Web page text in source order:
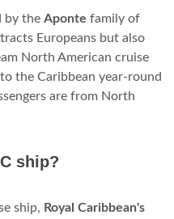
by the Aponte family of
Europeans but also
North American cruise
the Caribbean year-round
are from North
ship?
ship, Royal Caribbean's